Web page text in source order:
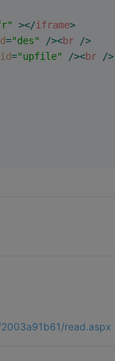
></iframe>
="des" /><br />
id="upfile" /><br />
read.aspx